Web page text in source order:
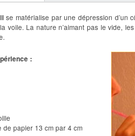
se matérialise par une dépression d’un
voile. La nature n’aimant pas le vide,
:
de papier 13 cm par 4 cm